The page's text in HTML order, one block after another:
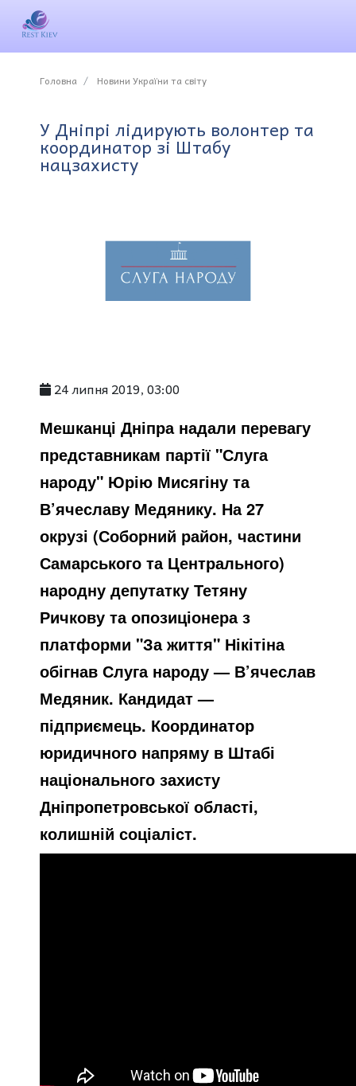
Головна Новини України та світу
У Дніпрі лідирують волонтер та
координатор зі Штабу
нацзахисту
24 липня 2019, 03:00
Мешканці Дніпра надали перевагу
представникам партії "Слуга
народу" Юрію Мисягіну та
В’ячеславу Медянику. На 27
окрузі (Соборний район, частини
Самарського та Центрального)
народну депутатку Тетяну
Ричкову та опозиціонера з
платформи "За життя" Нікітіна
обігнав Слуга народу — В’ячеслав
Медяник. Кандидат —
підприємець. Координатор
юридичного напряму в Штабі
національного захисту
Дніпропетровської області,
колишній соціаліст.